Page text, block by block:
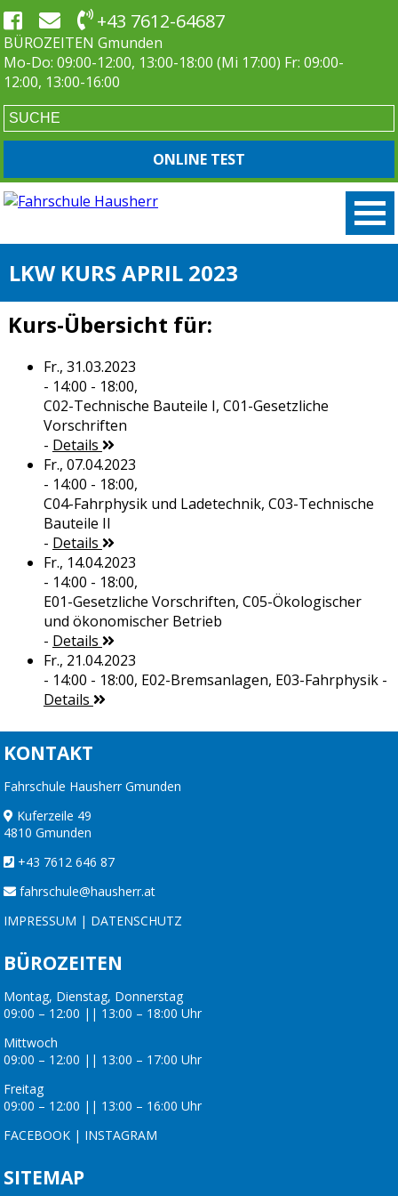
+43 7612-64687
BÜROZEITEN Gmunden
Mo-Do: 09:00-12:00, 13:00-18:00 (Mi 17:00) Fr: 09:00-
12:00, 13:00-16:00
ONLINE TEST
LKW KURS APRIL 2023
Kurs-Übersicht für:
Fr., 31.03.2023
- 14:00 - 18:00,
C02-Technische Bauteile I, C01-Gesetzliche
Vorschriften
- Details
Fr., 07.04.2023
- 14:00 - 18:00,
C04-Fahrphysik und Ladetechnik, C03-Technische
Bauteile II
- Details
Fr., 14.04.2023
- 14:00 - 18:00,
E01-Gesetzliche Vorschriften, C05-Ökologischer
und ökonomischer Betrieb
- Details
Fr., 21.04.2023
- 14:00 - 18:00, E02-Bremsanlagen, E03-Fahrphysik-
Details
KONTAKT
Fahrschule Hausherr Gmunden
Kuferzeile 49
4810 Gmunden
+43 7612 646 87
fahrschule@hausherr.at
IMPRESSUM | DATENSCHUTZ
BÜROZEITEN
Montag, Dienstag, Donnerstag
09:00 – 12:00 || 13:00 – 18:00 Uhr
Mittwoch
09:00 – 12:00 || 13:00 – 17:00 Uhr
Freitag
09:00 – 12:00 || 13:00 – 16:00 Uhr
FACEBOOK | INSTAGRAM
SITEMAP